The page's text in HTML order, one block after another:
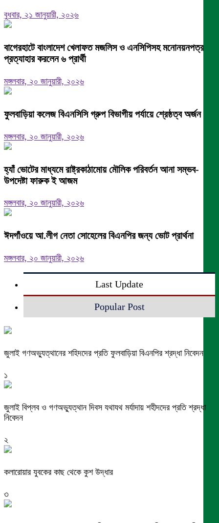
বুধবার, ২১ জানুয়ারী, ২০২৬
বাগেরহাটে বাংলাদেশ খেলাফত মজলিস ও এনসিপিসহ মনোনয়নপত্র
প্রত্যাহার করলেন ৬ প্রার্থী
মঙ্গলবার, ২০ জানুয়ারী, ২০২৬
ফুলবাড়িয়া কলেজ বিএনসিসি গ্রুপ বিভাগীয় পর্যায়ে শ্রেষ্ঠত্ব অর্জন।
মঙ্গলবার, ২০ জানুয়ারী, ২০২৬
হ্যাঁ ভোটের মাধ্যমে রাষ্ট্রকাঠামোয় মৌলিক পরিবর্তন আনা সম্ভব-
উপদেষ্টা ফারুক ই আজম
মঙ্গলবার, ২০ জানুয়ারী, ২০২৬
ঈদগাঁওয়ে আ.লীগ নেতা সোহেলের বিএনপির জন্য ভোট প্রার্থনা
মঙ্গলবার, ২০ জানুয়ারী, ২০২৬
Last Update
Popular Post
জুলাই গণঅভ্যুত্থানের শহিদদের প্রতি ফুলবাড়িয়া বিএনপির শ্রদ্ধা নিবেদন
১
জুলাই বিপ্লব ও গণঅভ্যুত্থান দিবস যথাযথ মর্যাদায় শহীদদের প্রতি শ্রদ্ধা
নিবেদন
২
কলারোয়ার যুবকের কাছ থেকে কুশ উদ্ধার
৩